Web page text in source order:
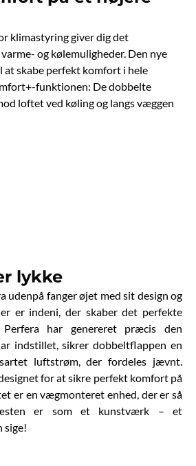
klimastyring giver dig det
og kølemuligheder. Den nye
at skabe perfekt komfort i hele
funktionen: De dobbelte
loftet ved køling og langs væggen
lykke
udenpå fanger øjet med sit design og
er indeni, der skaber det perfekte
har genereret præcis den
indstillet, sikrer dobbeltflappen en
luftstrøm, der fordeles jævnt.
for at sikre perfekt komfort på
er en vægmonteret enhed, der er så
er som et kunstværk – et
sige!